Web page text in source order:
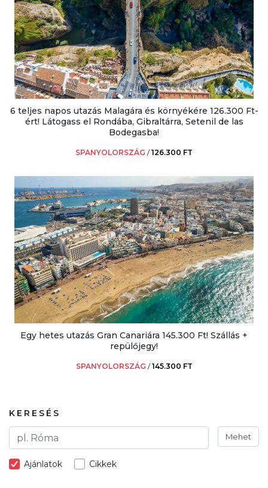
6 teljes napos utazás Malagára és környékére 126.300 Ft-
ért! Látogass el Rondába, Gibraltárra, Setenil de las
Bodegasba!
SPANYOLORSZÁG /126.300 FT
Egy hetes utazás Gran Canariára 145.300 Ft! Szállás +
repülőjegy!
SPANYOLORSZÁG /145.300 FT
KERESÉS
Mehet
Ajánlatok Cikkek